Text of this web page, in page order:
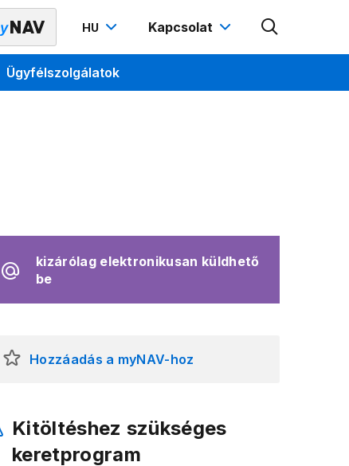
HU Kapcsolat
Ügyfélszolgálatok
kizárólag elektronikusan küldhető
be
Hozzáadás a myNAV-hoz
Kitöltéshez szükséges
keretprogram